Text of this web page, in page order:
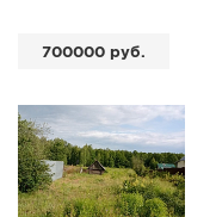
700000 руб.